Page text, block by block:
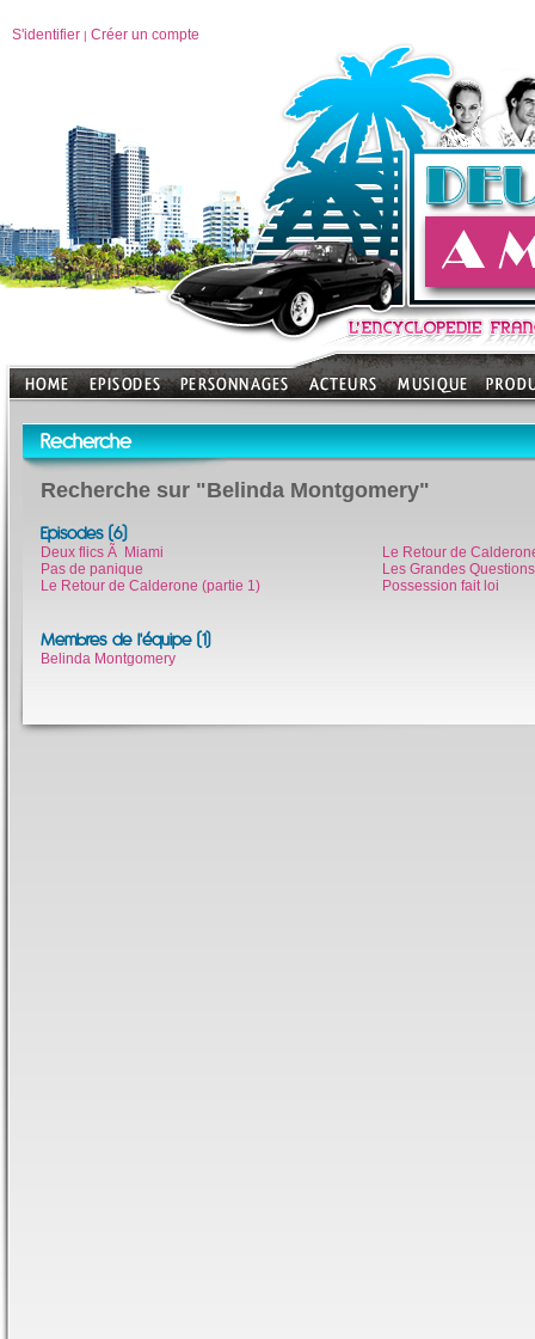
S'identifier | Créer un compte
Recherche
Recherche sur "Belinda Montgomery"
Episodes (6)
Deux flics Ã Miami
Pas de panique
Le Retour de Calderone (partie 1)
Le Retour de
Les Grandes Questions
Possession fait loi
Membres de l'équipe (1)
Belinda Montgomery